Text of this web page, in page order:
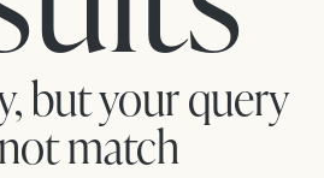
but your query
match